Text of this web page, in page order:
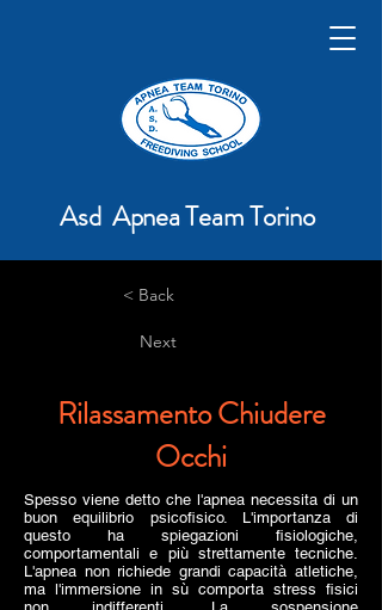
Asd Apnea Team Torino
< Back
Next
Rilassamento Chiudere
Occhi
Spesso viene detto che l'apnea necessita di un
buon equilibrio psicofisico. L'importanza di
questo ha spiegazioni fisiologiche,
comportamentali e più strettamente tecniche.
L'apnea non richiede grandi capacità atletiche,
ma l'immersione in sù comporta stress fisici